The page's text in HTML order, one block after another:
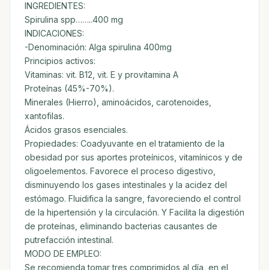
INGREDIENTES:
Spirulina spp……..400 mg
INDICACIONES:
-Denominación: Alga spirulina 400mg
Principios activos:
Vitaminas: vit. B12, vit. E y provitamina A
Proteínas (45%-70%).
Minerales (Hierro), aminoácidos, carotenoides,
xantofilas.
Ácidos grasos esenciales.
Propiedades: Coadyuvante en el tratamiento de la
obesidad por sus aportes proteínicos, vitamínicos y de
oligoelementos. Favorece el proceso digestivo,
disminuyendo los gases intestinales y la acidez del
estómago. Fluidifica la sangre, favoreciendo el control
de la hipertensión y la circulación. Y Facilita la digestión
de proteínas, eliminando bacterias causantes de
putrefacción intestinal.
MODO DE EMPLEO:
Se recomienda tomar tres comprimidos al día, en el